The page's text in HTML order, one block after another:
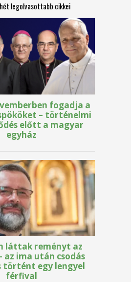
legolvasottabb cikkei